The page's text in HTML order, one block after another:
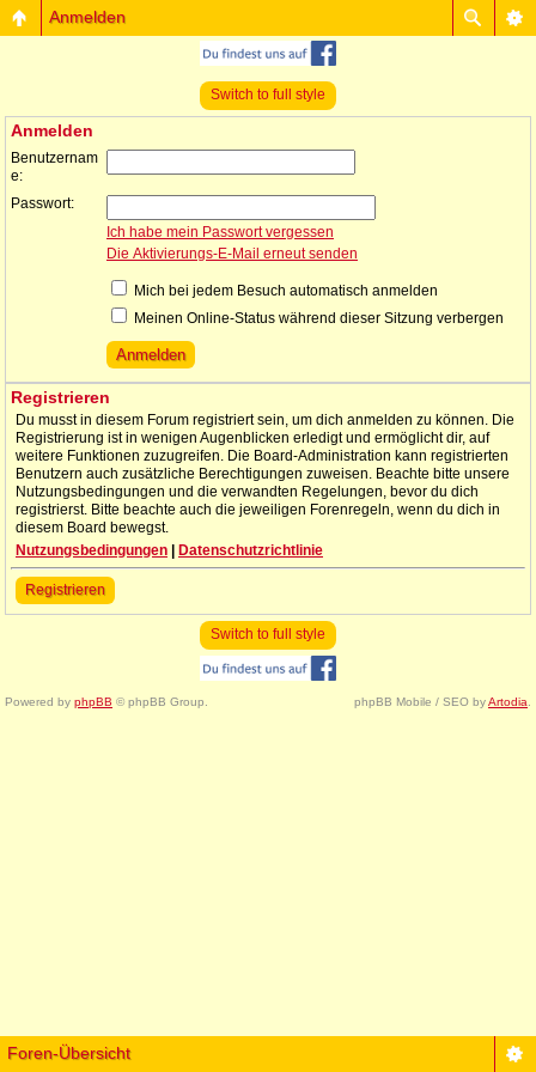
Anmelden
Switch to full style
Anmelden
Benutzernam
e:
Passwort:
Ich habe mein Passwort vergessen
Die Aktivierungs-E-Mail erneut senden
Mich bei jedem Besuch automatisch anmelden
Meinen Online-Status während dieser Sitzung verbergen
Registrieren
Du musst in diesem Forum registriert sein, um dich anmelden zu können. Die
Registrierung ist in wenigen Augenblicken erledigt und ermöglicht dir, auf
weitere Funktionen zuzugreifen. Die Board-Administration kann registrierten
Benutzern auch zusätzliche Berechtigungen zuweisen. Beachte bitte unsere
Nutzungsbedingungen und die verwandten Regelungen, bevor du dich
registrierst. Bitte beachte auch die jeweiligen Forenregeln, wenn du dich in
diesem Board bewegst.
Nutzungsbedingungen
Datenschutzrichtlinie
Registrieren
Switch to full style
Powered by phpBB © phpBB Group. phpBB Mobile / SEO byArtodia
Foren-Übersicht